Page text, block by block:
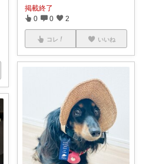
掲載終了
0 0 2
コレ いいね